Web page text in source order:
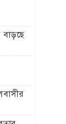
বাড়ছে